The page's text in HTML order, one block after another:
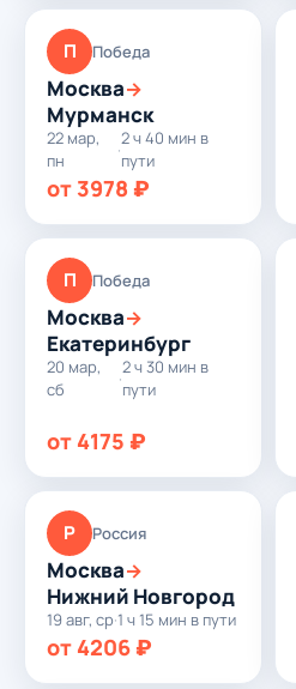
П Победа
Москва→
Мурманск
22 мар,
пн
·
2 ч 40 мин в
пути
от 3978 ₽
П Победа
Москва→
Екатеринбург
20 мар,
сб
·
2 ч 30 мин в
пути
от 4175 ₽
Р Россия
Москва→
Нижний Новгород
19 авг, ср·1 ч 15 мин в пути
от 4206 ₽